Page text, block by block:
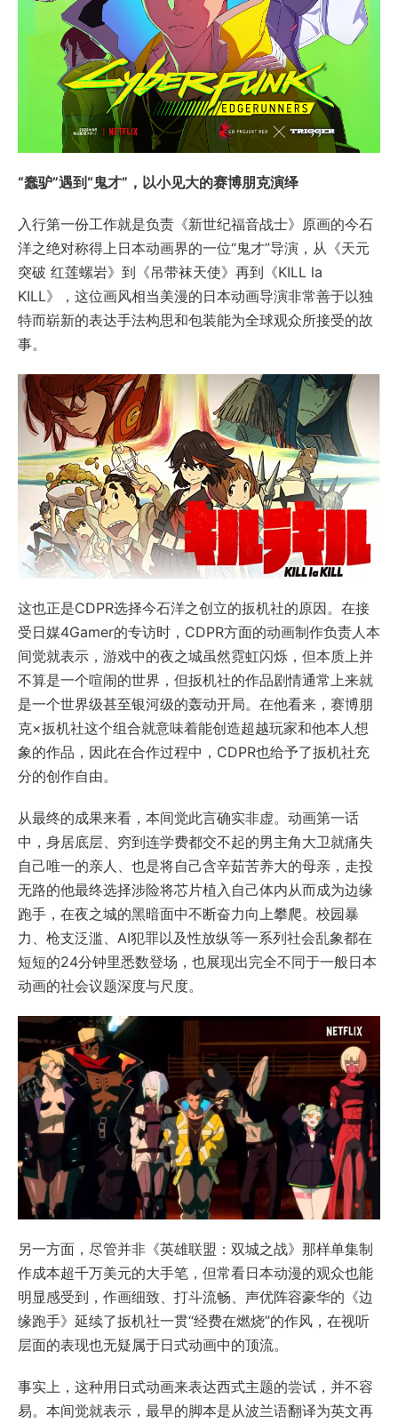
“蠢驴”遇到“鬼才”，以小见大的赛博朋克演绎
入行第一份工作就是负责《新世纪福音战士》原画的今石
洋之绝对称得上日本动画界的一位“鬼才”导演，从《天元
突破 红莲螺岩》到《吊带袜天使》再到《KILL la
KILL》，这位画风相当美漫的日本动画导演非常善于以独
特而崭新的表达手法构思和包装能为全球观众所接受的故
事。
这也正是CDPR选择今石洋之创立的扳机社的原因。在接
受日媒4Gamer的专访时，CDPR方面的动画制作负责人本
间觉就表示，游戏中的夜之城虽然霓虹闪烁，但本质上并
不算是一个喧闹的世界，但扳机社的作品剧情通常上来就
是一个世界级甚至银河级的轰动开局。在他看来，赛博朋
克×扳机社这个组合就意味着能创造超越玩家和他本人想
象的作品，因此在合作过程中，CDPR也给予了扳机社充
分的创作自由。
从最终的成果来看，本间觉此言确实非虚。动画第一话
中，身居底层、穷到连学费都交不起的男主角大卫就痛失
自己唯一的亲人、也是将自己含辛茹苦养大的母亲，走投
无路的他最终选择涉险将芯片植入自己体内从而成为边缘
跑手，在夜之城的黑暗面中不断奋力向上攀爬。校园暴
力、枪支泛滥、AI犯罪以及性放纵等一系列社会乱象都在
短短的24分钟里悉数登场，也展现出完全不同于一般日本
动画的社会议题深度与尺度。
另一方面，尽管并非《英雄联盟：双城之战》那样单集制
作成本超千万美元的大手笔，但常看日本动漫的观众也能
明显感受到，作画细致、打斗流畅、声优阵容豪华的《边
缘跑手》延续了扳机社一贯“经费在燃烧”的作风，在视听
层面的表现也无疑属于日式动画中的顶流。
事实上，这种用日式动画来表达西式主题的尝试，并不容
易。本间觉就表示，最早的脚本是从波兰语翻译为英文再